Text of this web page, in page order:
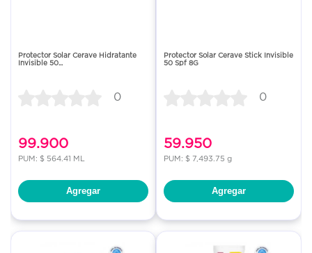
Protector Solar Cerave Hidratante
Invisible 50...
0
99.900
PUM: $ 564.41 ML
Agregar
Protector Solar Cerave Stick Invisible
50 Spf 8G
0
59.950
PUM: $ 7,493.75 g
Agregar